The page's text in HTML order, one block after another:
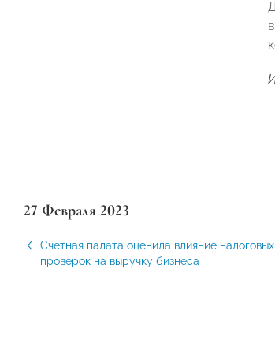
27 Февраля 2023
Счетная палата оценила влияние налоговых
проверок на выручку бизнеса